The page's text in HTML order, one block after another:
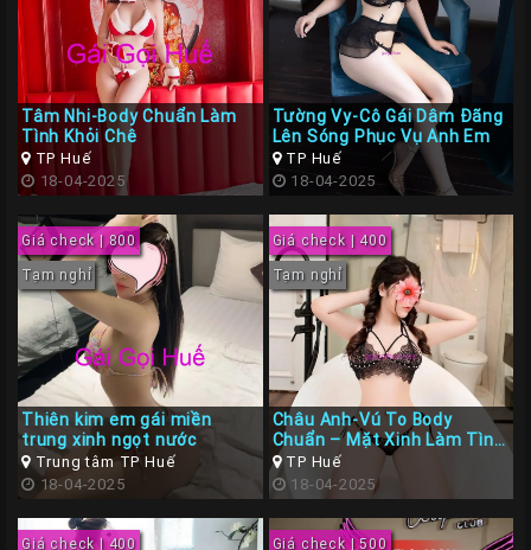
Tâm Nhi-Body Chuẩn Làm
Tình Khỏi Chê
TP Huế
18-04-2025
Tường Vy-Cô Gái Dâm Đãng
Lên Sóng Phục Vụ Anh Em
TP Huế
18-04-2025
Giá check | 800
Tạm nghỉ
Thiên kim em gái miền
trung xinh ngọt nước
Trung tâm TP Huế
18-04-2025
Giá check | 400
Tạm nghỉ
Châu Anh-Vú To Body
Chuẩn – Mặt Xinh Làm Tình
Cực Đỉnh
TP Huế
18-04-2025
Giá check | 400
Giá check | 500